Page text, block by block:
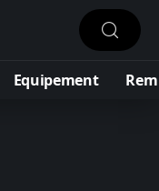
Equipement